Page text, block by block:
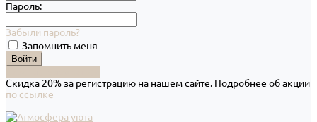
Пароль:
Забыли пароль?
Запомнить меня
Скидка 20% за регистрацию на нашем сайте. Подробнее об акции
по ссылке